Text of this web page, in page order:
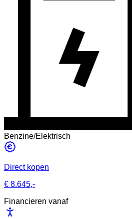
Benzine/Elektrisch
Direct kopen
€ 8.645,-
Financieren vanaf